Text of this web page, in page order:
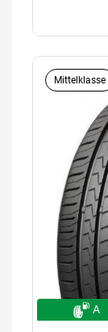
Mittelklasse
A